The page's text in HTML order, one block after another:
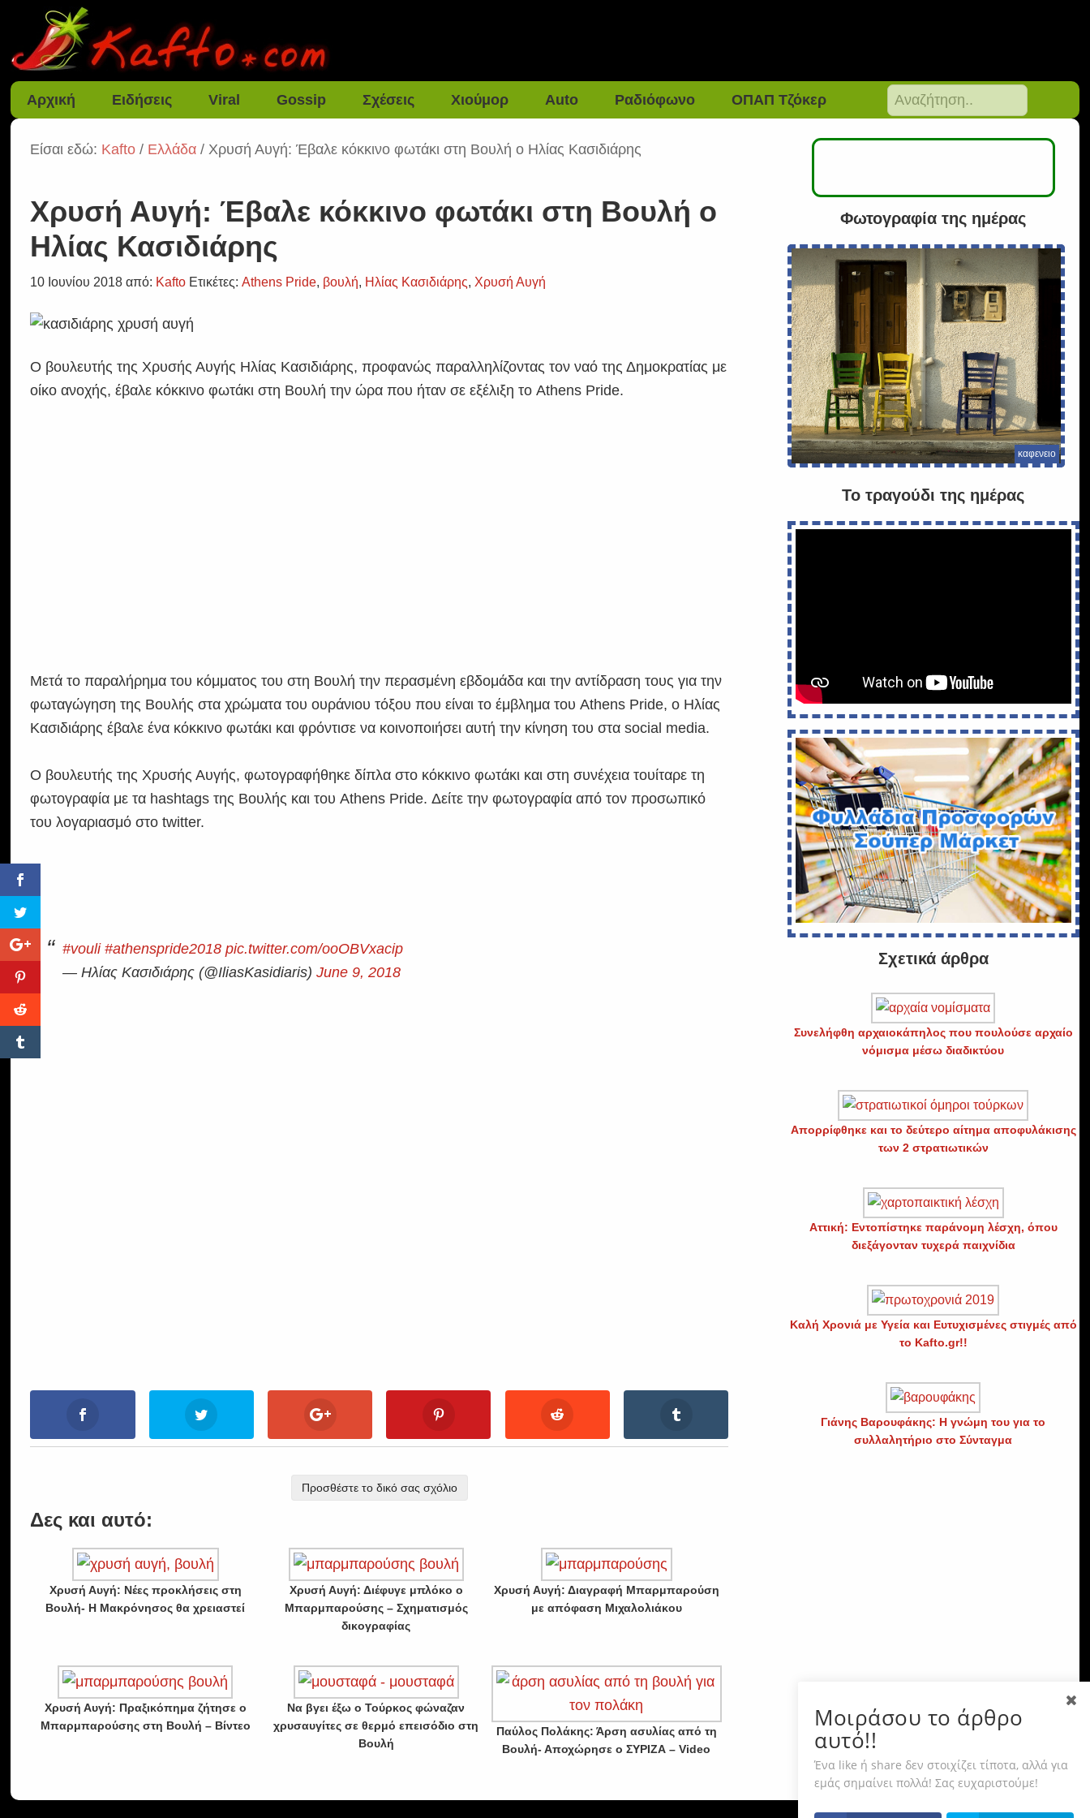
Αρχική Ειδήσεις Viral Gossip Σχέσεις Χιούμορ Auto Ραδιόφωνο ΟΠΑΠ Τζόκερ
Είσαι εδώ: Kafto / Ελλάδα / Χρυσή Αυγή: Έβαλε κόκκινο φωτάκι στη Βουλή ο Ηλίας Κασιδιάρης
Χρυσή Αυγή: Έβαλε κόκκινο φωτάκι στη Βουλή ο
Ηλίας Κασιδιάρης
10 Ιουνίου 2018 από: Kafto Ετικέτες:Athens Pride, βουλή, Ηλίας Κασιδιάρης, Χρυσή Αυγή
Ο βουλευτής της Χρυσής Αυγής Ηλίας Κασιδιάρης, προφανώς παραλληλίζοντας τον ναό της Δημοκρατίας με
οίκο ανοχής, έβαλε κόκκινο φωτάκι στη Βουλή την ώρα που ήταν σε εξέλιξη το Athens Pride.
Μετά το παραλήρημα του κόμματος του στη Βουλή την περασμένη εβδομάδα και την αντίδραση τους για την
φωταγώγηση της Βουλής στα χρώματα του ουράνιου τόξου που είναι το έμβλημα του Athens Pride, ο Ηλίας
Κασιδιάρης έβαλε ένα κόκκινο φωτάκι και φρόντισε να κοινοποιήσει αυτή την κίνηση του στα social media.
Ο βουλευτής της Χρυσής Αυγής, φωτογραφήθηκε δίπλα στο κόκκινο φωτάκι και στη συνέχεια τουίταρε τη
φωτογραφία με τα hashtags της Βουλής και του Athens Pride. Δείτε την φωτογραφία από τον προσωπικό
του λογαριασμό στο twitter.
#vouli #athenspride2018 pic.twitter.com/ooOBVxacip
— Ηλίας Κασιδιάρης (@IliasKasidiaris)June 9, 2018
Προσθέστε το δικό σας σχόλιο
Δες και αυτό:
Χρυσή Αυγή: Νέες προκλήσεις στη
Βουλή- Η Μακρόνησος θα χρειαστεί
Χρυσή Αυγή: Διέφυγε μπλόκο ο
Μπαρμπαρούσης – Σχηματισμός
δικογραφίας
Χρυσή Αυγή: Διαγραφή Μπαρμπαρούση
με απόφαση Μιχαλολιάκου
Χρυσή Αυγή: Πραξικόπημα ζήτησε ο
Μπαρμπαρούσης στη Βουλή – Βίντεο
Να βγει έξω ο Τούρκος φώναζαν
χρυσαυγίτες σε θερμό επεισόδιο στη
Βουλή
Παύλος Πολάκης: Άρση ασυλίας από τη
Βουλή- Αποχώρησε ο ΣΥΡΙΖΑ – Video
Φωτογραφία της ημέρας
καφενειο
Το τραγούδι της ημέρας
Σχετικά άρθρα
Συνελήφθη αρχαιοκάπηλος που πουλούσε αρχαίο
νόμισμα μέσω διαδικτύου
Απορρίφθηκε και το δεύτερο αίτημα αποφυλάκισης
των 2 στρατιωτικών
Αττική: Εντοπίστηκε παράνομη λέσχη, όπου
διεξάγονταν τυχερά παιχνίδια
Καλή Χρονιά με Υγεία και Ευτυχισμένες στιγμές από
το Kafto.gr!!
Γιάνης Βαρουφάκης: Η γνώμη του για το
συλλαλητήριο στο Σύνταγμα
Μοιράσου το άρθρο
αυτό!!
Ένα like ή share δεν στοιχίζει τίποτα, αλλά για
εμάς σημαίνει πολλά! Σας ευχαριστούμε!